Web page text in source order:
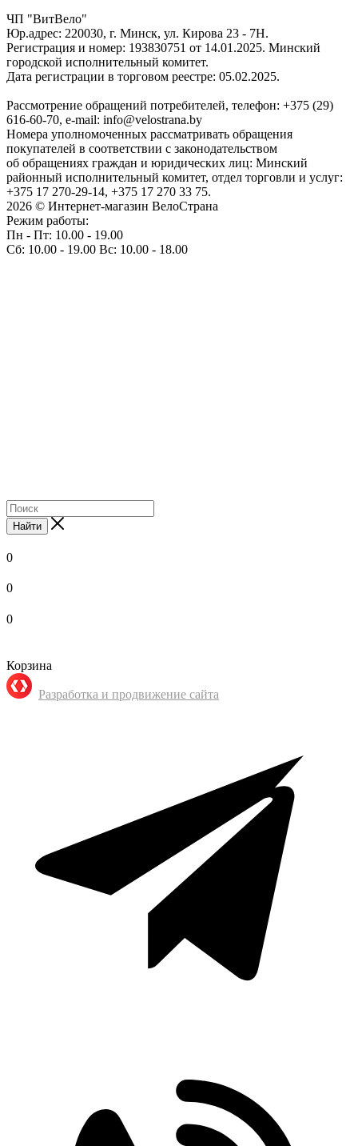
ЧП "ВитВело"
Юр.адрес: 220030, г. Минск, ул. Кирова 23 - 7Н.
Регистрация и номер: 193830751 от 14.01.2025. Минский
городской исполнительный комитет.
Дата регистрации в торговом реестре: 05.02.2025.
Рассмотрение обращений потребителей, телефон: +375 (29)
616-60-70, e-mail: info@velostrana.by
Номера уполномоченных рассматривать обращения
покупателей в соответствии с законодательством
об обращениях граждан и юридических лиц: Минский
районный исполнительный комитет, отдел торговли и услуг:
+375 17 270-29-14, +375 17 270 33 75.
2026 © Интернет-магазин ВелоСтрана
Режим работы:
Пн - Пт: 10.00 - 19.00
Сб: 10.00 - 19.00 Вс: 10.00 - 18.00
Найти
0
0
0
Корзина
Разработка и продвижение сайта